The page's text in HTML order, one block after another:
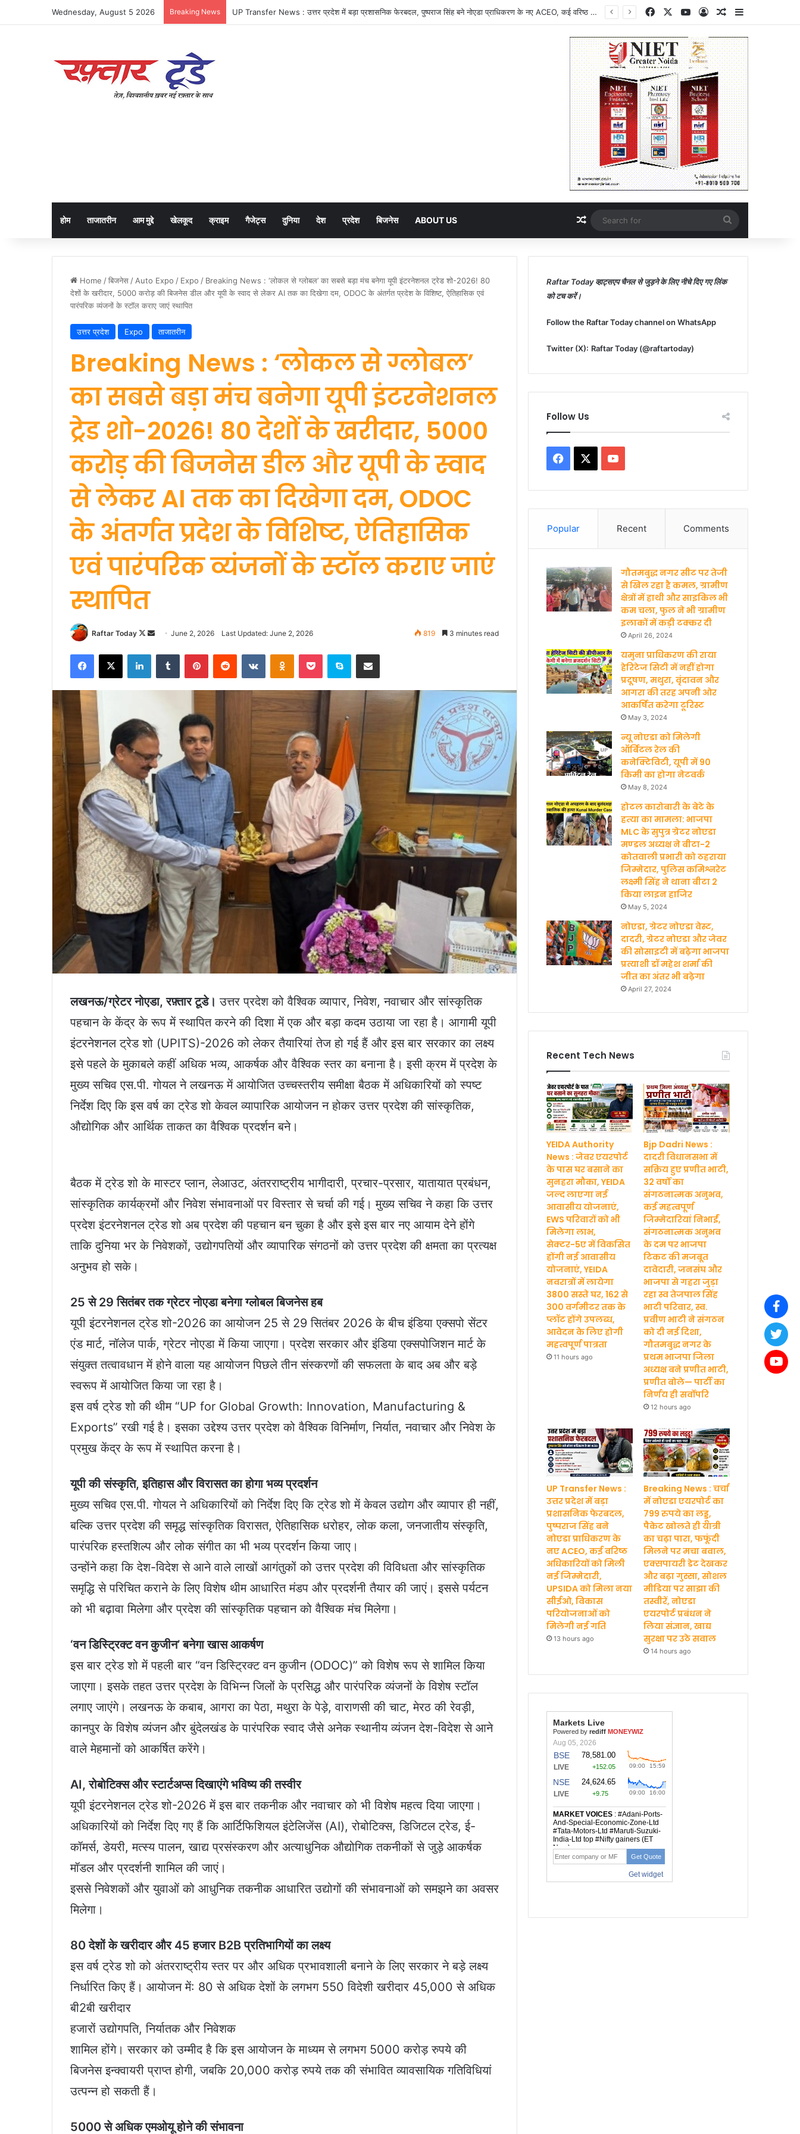
Wednesday, August 5 2026 Breaking News Breaking News : चर्चा में नोएडा एयरपोर्ट का 799 रुपये का लड्डू, पैकेट खोलते ही यात्री का चढ़ा पारा, फफूंदी मिलने पर मचा बवाल, एक्सपायरी डेट देखकर और बढ़ा गुस्सा, सोशल मीडिया पर साझा की तस्वीरें, नोएडा एयरपोर्ट प्रबंधन ने लिया संज्ञान, खाद्य सुरक्षा पर उठे सवाल FacebookYouTube
Log InRandom Article
Sidebar
होम ताजातरीन आम मुद्दे खेलकूद क्राइम गैजेट्स दुनिया देश प्रदेश बिजनेस ABOUT US Random Article
for
Home /बिजनेस / Auto Expo / Expo / Breaking News : ‘लोकल से ग्लोबल’ का सबसे बड़ा मंच बनेगा यूपी इंटरनेशनल ट्रेड शो-2026! 80
देशों के खरीदार, 5000 करोड़ की बिजनेस डील और यूपी के स्वाद से लेकर AI तक का दिखेगा दम, ODOC के अंतर्गत प्रदेश के विशिष्ट, ऐतिहासिक एवं
पारंपरिक व्यंजनों के स्टॉल कराए जाएं स्थापित
उत्तर प्रदेश Expo ताजातरीन
Breaking News : ‘लोकल से ग्लोबल’
का सबसे बड़ा मंच बनेगा यूपी इंटरनेशनल
ट्रेड शो-2026! 80 देशों के खरीदार, 5000
करोड़ की बिजनेस डील और यूपी के स्वाद
से लेकर AI तक का दिखेगा दम, ODOC
के अंतर्गत प्रदेश के विशिष्ट, ऐतिहासिक
एवं पारंपरिक व्यंजनों के स्टॉल कराए जाएं
स्थापित
Raftar Today
Follow
Send
email
June 2, 2026 Last Updated: June 2, 2026 819 3 minutes read
Facebook
X LinkedInTumblr PinterestReddit VKontakteOdnoklassniki
Pocket Skype Share via Email
लखनऊ/ग्रेटर नोएडा, रफ़्तार टूडे। उत्तर प्रदेश को वैश्विक व्यापार, निवेश, नवाचार और सांस्कृतिक
पहचान के केंद्र के रूप में स्थापित करने की दिशा में एक और बड़ा कदम उठाया जा रहा है। आगामी यूपी
इंटरनेशनल ट्रेड शो (UPITS)-2026 को लेकर तैयारियां तेज हो गई हैं और इस बार सरकार का लक्ष्य
इसे पहले के मुकाबले कहीं अधिक भव्य, आकर्षक और वैश्विक स्तर का बनाना है। इसी क्रम में प्रदेश के
मुख्य सचिव एस.पी. गोयल ने लखनऊ में आयोजित उच्चस्तरीय समीक्षा बैठक में अधिकारियों को स्पष्ट
निर्देश दिए कि इस वर्ष का ट्रेड शो केवल व्यापारिक आयोजन न होकर उत्तर प्रदेश की सांस्कृतिक,
औद्योगिक और आर्थिक ताकत का वैश्विक प्रदर्शन बने।
बैठक में ट्रेड शो के मास्टर प्लान, लेआउट, अंतरराष्ट्रीय भागीदारी, प्रचार-प्रसार, यातायात प्रबंधन,
सांस्कृतिक कार्यक्रमों और निवेश संभावनाओं पर विस्तार से चर्चा की गई। मुख्य सचिव ने कहा कि उत्तर
प्रदेश इंटरनेशनल ट्रेड शो अब प्रदेश की पहचान बन चुका है और इसे इस बार नए आयाम देने होंगे
ताकि दुनिया भर के निवेशकों, उद्योगपतियों और व्यापारिक संगठनों को उत्तर प्रदेश की क्षमता का प्रत्यक्ष
अनुभव हो सके।
25 से 29 सितंबर तक ग्रेटर नोएडा बनेगा ग्लोबल बिजनेस हब
यूपी इंटरनेशनल ट्रेड शो-2026 का आयोजन 25 से 29 सितंबर 2026 के बीच इंडिया एक्सपो सेंटर
एंड मार्ट, नॉलेज पार्क, ग्रेटर नोएडा में किया जाएगा। प्रदेश सरकार और इंडिया एक्सपोजिशन मार्ट के
संयुक्त तत्वावधान में होने वाला यह आयोजन पिछले तीन संस्करणों की सफलता के बाद अब और बड़े
स्वरूप में आयोजित किया जा रहा है।
इस वर्ष ट्रेड शो की थीम “UP for Global Growth: Innovation, Manufacturing &
Exports” रखी गई है। इसका उद्देश्य उत्तर प्रदेश को वैश्विक विनिर्माण, निर्यात, नवाचार और निवेश के
प्रमुख केंद्र के रूप में स्थापित करना है।
यूपी की संस्कृति, इतिहास और विरासत का होगा भव्य प्रदर्शन
मुख्य सचिव एस.पी. गोयल ने अधिकारियों को निर्देश दिए कि ट्रेड शो में केवल उद्योग और व्यापार ही नहीं,
बल्कि उत्तर प्रदेश की समृद्ध सांस्कृतिक विरासत, ऐतिहासिक धरोहर, लोक कला, जनजातीय संस्कृति,
पारंपरिक हस्तशिल्प और लोक संगीत का भी भव्य प्रदर्शन किया जाए।
उन्होंने कहा कि देश-विदेश से आने वाले लाखों आगंतुकों को उत्तर प्रदेश की विविधता और सांस्कृतिक
समृद्धि से परिचित कराने के लिए विशेष थीम आधारित मंडप और प्रदर्शनी तैयार की जाएं। इससे पर्यटन
को भी बढ़ावा मिलेगा और प्रदेश की सांस्कृतिक पहचान को वैश्विक मंच मिलेगा।
‘वन डिस्ट्रिक्ट वन कुजीन’ बनेगा खास आकर्षण
इस बार ट्रेड शो में पहली बार “वन डिस्ट्रिक्ट वन कुजीन (ODOC)” को विशेष रूप से शामिल किया
जाएगा। इसके तहत उत्तर प्रदेश के विभिन्न जिलों के प्रसिद्ध और पारंपरिक व्यंजनों के विशेष स्टॉल
लगाए जाएंगे। लखनऊ के कबाब, आगरा का पेठा, मथुरा के पेड़े, वाराणसी की चाट, मेरठ की रेवड़ी,
कानपुर के विशेष व्यंजन और बुंदेलखंड के पारंपरिक स्वाद जैसे अनेक स्थानीय व्यंजन देश-विदेश से आने
वाले मेहमानों को आकर्षित करेंगे।
AI, रोबोटिक्स और स्टार्टअप्स दिखाएंगे भविष्य की तस्वीर
यूपी इंटरनेशनल ट्रेड शो-2026 में इस बार तकनीक और नवाचार को भी विशेष महत्व दिया जाएगा।
अधिकारियों को निर्देश दिए गए हैं कि आर्टिफिशियल इंटेलिजेंस (AI), रोबोटिक्स, डिजिटल ट्रेड, ई-
कॉमर्स, डेयरी, मत्स्य पालन, खाद्य प्रसंस्करण और अत्याधुनिक औद्योगिक तकनीकों से जुड़े आकर्षक
मॉडल और प्रदर्शनी शामिल की जाएं।
इससे निवेशकों और युवाओं को आधुनिक तकनीक आधारित उद्योगों की संभावनाओं को समझने का अवसर
मिलेगा।
80 देशों के खरीदार और 45 हजार B2B प्रतिभागियों का लक्ष्य
इस वर्ष ट्रेड शो को अंतरराष्ट्रीय स्तर पर और अधिक प्रभावशाली बनाने के लिए सरकार ने बड़े लक्ष्य
निर्धारित किए हैं। आयोजन में: 80 से अधिक देशों के लगभग 550 विदेशी खरीदार 45,000 से अधिक
बी2बी खरीदार
हजारों उद्योगपति, निर्यातक और निवेशक
शामिल होंगे। सरकार को उम्मीद है कि इस आयोजन के माध्यम से लगभग 5000 करोड़ रुपये की
बिजनेस इन्क्वायरी प्राप्त होगी, जबकि 20,000 करोड़ रुपये तक की संभावित व्यावसायिक गतिविधियां
उत्पन्न हो सकती हैं।
5000 से अधिक एमओयू होने की संभावना
Raftar Today व्हाट्सएप चैनल से जुड़ने के लिए नीचे दिए गए लिंक
को टच करें।
Follow the Raftar Today channel on WhatsApp
Twitter (X): Raftar Today (@raftartoday)
Follow Us
Facebook YouTube
Popular Recent Comments
गौतमबुद्ध नगर सीट पर तेजी
से खिल रहा है कमल, ग्रामीण
क्षेत्रों में हाथी और साइकिल भी
कम चला, फुल ने भी ग्रामीण
इलाकों में कड़ी टक्कर दी
April 26, 2024
यमुना प्राधिकरण की राया
हेरिटेज सिटी में नहीं होगा
प्रदूषण, मथुरा, वृंदावन और
आगरा की तरह अपनी ओर
आकर्षित करेगा टूरिस्ट
May 3, 2024
न्यू नोएडा को मिलेगी
ऑर्बिटल रेल की
कनेक्टिविटी, यूपी में 90
किमी का होगा नेटवर्क
May 8, 2024
होटल कारोबारी के बेटे के
हत्‍या का मामला: भाजपा
MLC के सुपुत्र ग्रेटर नोएडा
मण्‍डल अध्‍यक्ष ने बीटा-2
कोतवाली प्रभारी को ठहराया
जिम्मेदार, पुलिस कमिश्नरेट
लक्ष्मी सिंह ने थाना बीटा 2
किया लाइन हाजिर
May 5, 2024
नोएडा, ग्रेटर नोएडा वेस्ट,
दादरी, ग्रेटर नोएडा और जेवर
की सोसाइटी में बढ़ेगा भाजपा
प्रत्याशी डॉ महेश शर्मा की
जीत का अंतर भी बढ़ेगा
April 27, 2024
Recent Tech News
YEIDA Authority
News : जेवर एयरपोर्ट
के पास घर बसाने का
सुनहरा मौका, YEIDA
जल्द लाएगा नई
आवासीय योजनाएं,
EWS परिवारों को भी
मिलेगा लाभ,
सेक्टर-5ए में विकसित
होंगी नई आवासीय
योजनाएं, YEIDA
नवरात्रों में लायेगा
3800 सस्ते घर, 162 से
300 वर्गमीटर तक के
प्लॉट होंगे उपलब्ध,
आवेदन के लिए होगी
महत्वपूर्ण पात्रता
11 hours ago
Bjp Dadri News :
दादरी विधानसभा में
सक्रिय हुए प्रणीत भाटी,
32 वर्षों का
संगठनात्मक अनुभव,
कई महत्वपूर्ण
जिम्मेदारियां निभाईं,
संगठनात्मक अनुभव
के दम पर भाजपा
टिकट की मजबूत
दावेदारी, जनसंघ और
भाजपा से गहरा जुड़ा
रहा स्व तेजपाल सिंह
भाटी परिवार, स्व.
प्रवीण भाटी ने संगठन
को दी नई दिशा,
गौतमबुद्ध नगर के
प्रथम भाजपा जिला
अध्यक्ष बने प्रणीत भाटी,
प्रणीत बोले— पार्टी का
निर्णय ही सर्वोपरि
12 hours ago
UP Transfer News :
उत्तर प्रदेश में बड़ा
प्रशासनिक फेरबदल,
पुष्पराज सिंह बने
नोएडा प्राधिकरण के
नए ACEO, कई वरिष्ठ
अधिकारियों को मिली
नई जिम्मेदारी,
UPSIDA को मिला नया
सीईओ, विकास
परियोजनाओं को
मिलेगी नई गति
13 hours ago
Breaking News : चर्चा
में नोएडा एयरपोर्ट का
799 रुपये का लड्डू,
पैकेट खोलते ही यात्री
का चढ़ा पारा, फफूंदी
मिलने पर मचा बवाल,
एक्सपायरी डेट देखकर
और बढ़ा गुस्सा, सोशल
मीडिया पर साझा की
तस्वीरें, नोएडा
एयरपोर्ट प्रबंधन ने
लिया संज्ञान, खाद्य
सुरक्षा पर उठे सवाल
14 hours ago